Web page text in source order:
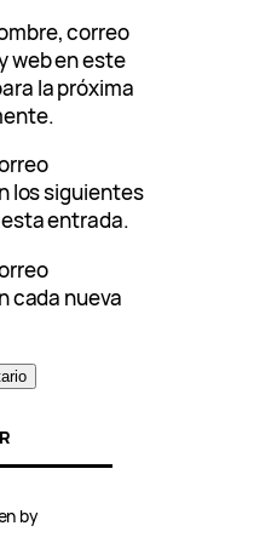
correo
web en este
la próxima
los siguientes
entrada.
cada nueva
by